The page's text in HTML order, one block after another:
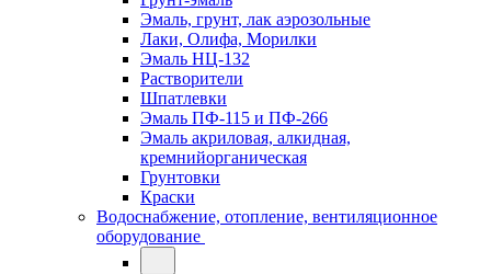
Эмаль, грунт, лак аэрозольные
Лаки, Олифа, Морилки
Эмаль НЦ-132
Растворители
Шпатлевки
Эмаль ПФ-115 и ПФ-266
Эмаль акриловая, алкидная,
кремнийорганическая
Грунтовки
Краски
Водоснабжение, отопление, вентиляционное
оборудование